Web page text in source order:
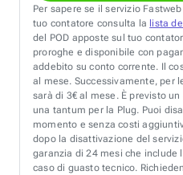
Per sapere se il servizio
tuo contatore consulta la lista
del POD apposte sul tuo
proroghe e disponibile con
addebito su conto corrente. Il
al mese. Successivamente, per
sarà di 3€ al mese. È previsto
una tantum per la Plug. Puoi
momento e senza costi
dopo la disattivazione del
garanzia di 24 mesi che
caso di guasto tecnico.